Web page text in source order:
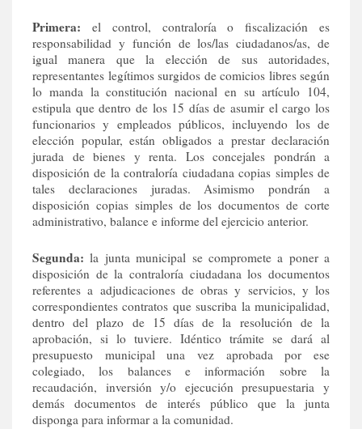
Primera: el control, contraloría o fiscalización es
responsabilidad y función de los/las ciudadanos/as, de
igual manera que la elección de sus autoridades,
representantes legítimos surgidos de comicios libres según
lo manda la constitución nacional en su artículo 104,
estipula que dentro de los 15 días de asumir el cargo los
funcionarios y empleados públicos, incluyendo los de
elección popular, están obligados a prestar declaración
jurada de bienes y renta. Los concejales pondrán a
disposición de la contraloría ciudadana copias simples de
tales declaraciones juradas. Asimismo pondrán a
disposición copias simples de los documentos de corte
administrativo, balance e informe del ejercicio anterior.
Segunda: la junta municipal se compromete a poner a
disposición de la contraloría ciudadana los documentos
referentes a adjudicaciones de obras y servicios, y los
correspondientes contratos que suscriba la municipalidad,
dentro del plazo de 15 días de la resolución de la
aprobación, si lo tuviere. Idéntico trámite se dará al
presupuesto municipal una vez aprobada por ese
colegiado, los balances e información sobre la
recaudación, inversión y/o ejecución presupuestaria y
demás documentos de interés público que la junta
disponga para informar a la comunidad.